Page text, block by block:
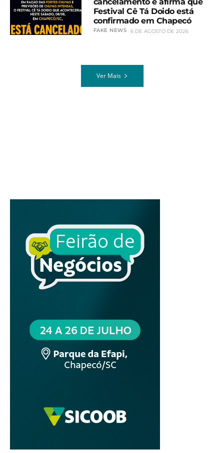
Festival Cê Tá Doido está
confirmado em Chapecó
FAKE NEWS 6 DE AGOSTO DE 2026
Ver Mais